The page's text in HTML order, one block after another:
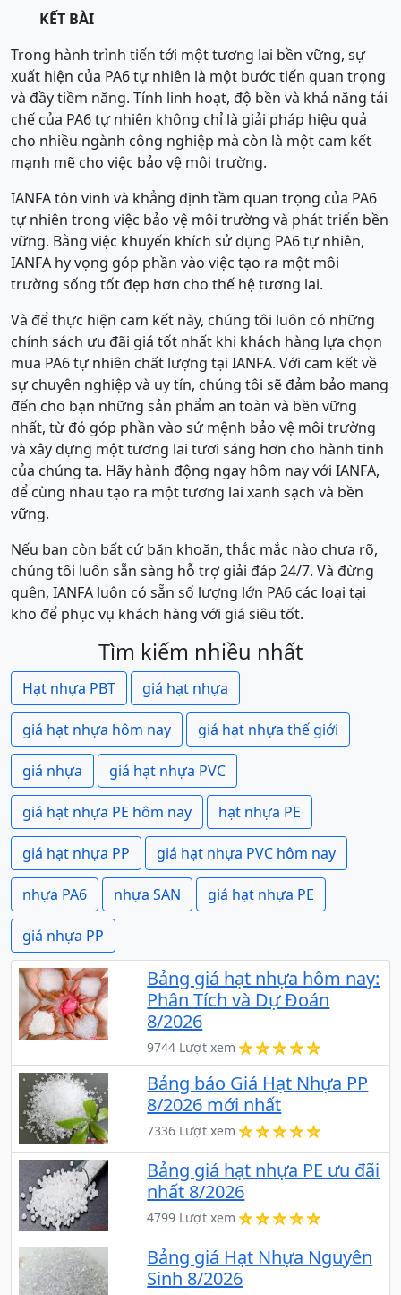
KẾT BÀI
Trong hành trình tiến tới một tương lai bền vững, sự
xuất hiện của PA6 tự nhiên là một bước tiến quan trọng
và đầy tiềm năng. Tính linh hoạt, độ bền và khả năng tái
chế của PA6 tự nhiên không chỉ là giải pháp hiệu quả
cho nhiều ngành công nghiệp mà còn là một cam kết
mạnh mẽ cho việc bảo vệ môi trường.
IANFA tôn vinh và khẳng định tầm quan trọng của PA6
tự nhiên trong việc bảo vệ môi trường và phát triển bền
vững. Bằng việc khuyến khích sử dụng PA6 tự nhiên,
IANFA hy vọng góp phần vào việc tạo ra một môi
trường sống tốt đẹp hơn cho thế hệ tương lai.
Và để thực hiện cam kết này, chúng tôi luôn có những
chính sách ưu đãi giá tốt nhất khi khách hàng lựa chọn
mua PA6 tự nhiên chất lượng tại IANFA. Với cam kết về
sự chuyên nghiệp và uy tín, chúng tôi sẽ đảm bảo mang
đến cho bạn những sản phẩm an toàn và bền vững
nhất, từ đó góp phần vào sứ mệnh bảo vệ môi trường
và xây dựng một tương lai tươi sáng hơn cho hành tinh
của chúng ta. Hãy hành động ngay hôm nay với IANFA,
để cùng nhau tạo ra một tương lai xanh sạch và bền
vững.
Nếu bạn còn bất cứ băn khoăn, thắc mắc nào chưa rõ,
chúng tôi luôn sẵn sàng hỗ trợ giải đáp 24/7. Và đừng
quên, IANFA luôn có sẵn số lượng lớn PA6 các loại tại
kho để phục vụ khách hàng với giá siêu tốt.
Tìm kiếm nhiều nhất
Hạt nhựa PBT giá hạt nhựa
giá hạt nhựa hôm nay giá hạt nhựa thế giới
giá nhựa giá hạt nhựa PVC
giá hạt nhựa PE hôm nay hạt nhựa PE
giá hạt nhựa PP giá hạt nhựa PVC hôm nay
nhựa PA6 nhựa SAN giá hạt nhựa PE
giá nhựa PP
Bảng giá hạt nhựa hôm nay:
Phân Tích và Dự Đoán
8/2026
9744 Lượt xem
Bảng báo Giá Hạt Nhựa PP
8/2026 mới nhất
7336 Lượt xem
Bảng giá hạt nhựa PE ưu đãi
nhất 8/2026
4799 Lượt xem
Bảng giá Hạt Nhựa Nguyên
Sinh 8/2026